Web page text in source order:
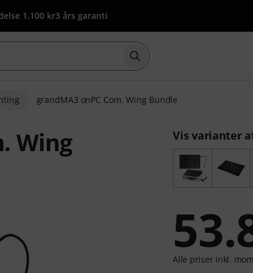
1.100 kr3 års garanti
Start søgning med
grandMA3 onPC Com. Wing Bundle
Wing
Vis varianter
Alle priser inkl.